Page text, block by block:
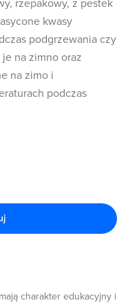
rzepakowy, z pestek
kwasy
podgrzewania czy
na zimno oraz
na zimo i
podczas
charakter edukacyjny i